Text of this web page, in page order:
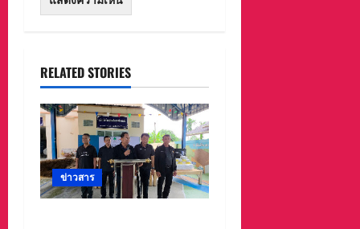
RELATED STORIES
ข่าวสาร